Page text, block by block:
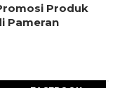
Produk
Pameran